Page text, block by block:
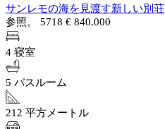
サンレモの海を見渡す新しい別荘
参照。 5718 € 840.000
4 寝室
5 バスルーム
212 平方メートル